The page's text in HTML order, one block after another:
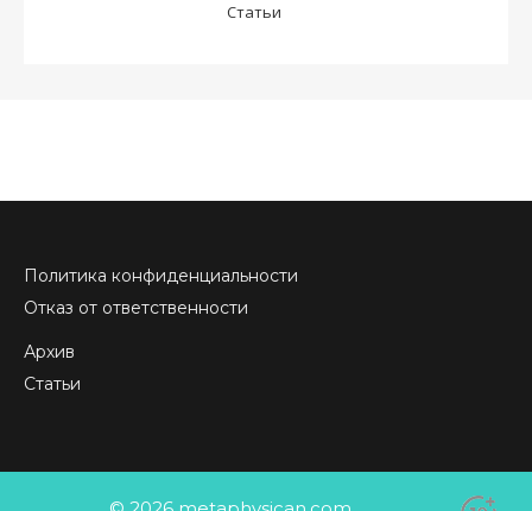
Статьи
Политика конфиденциальности
Отказ от ответственности
Архив
Статьи